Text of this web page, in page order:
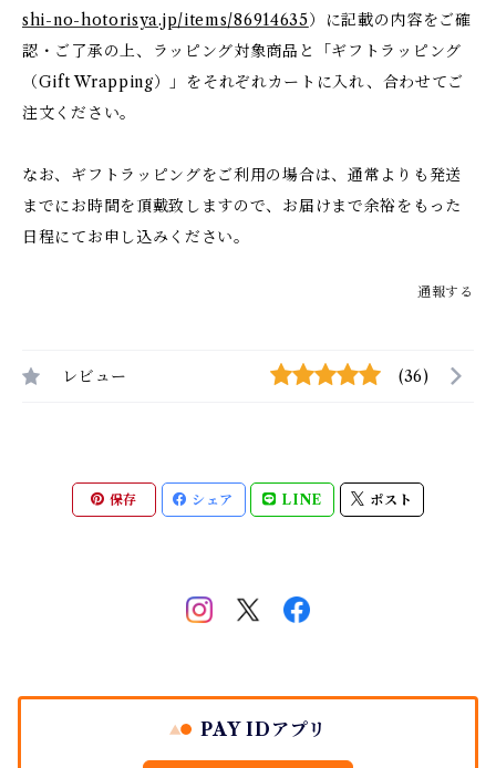
shi-no-hotorisya.jp/items/86914635）に記載の内容をご確
認・ご了承の上、ラッピング対象商品と「ギフトラッピング
（Gift Wrapping）」をそれぞれカートに入れ、合わせてご
注文ください。
なお、ギフトラッピングをご利用の場合は、通常よりも発送
までにお時間を頂戴致しますので、お届けまで余裕をもった
日程にてお申し込みください。
通報する
レビュー (36)
保存 シェア LINE ポスト
PAY IDアプリ